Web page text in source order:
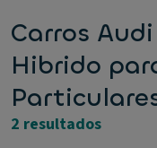
Carros
Hibrido
2 resultados